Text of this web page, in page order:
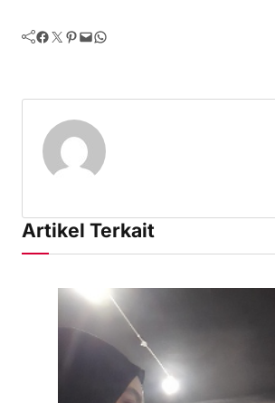
Facebook Twitter Pinterest Mail WhatsApp
Artikel Terkait